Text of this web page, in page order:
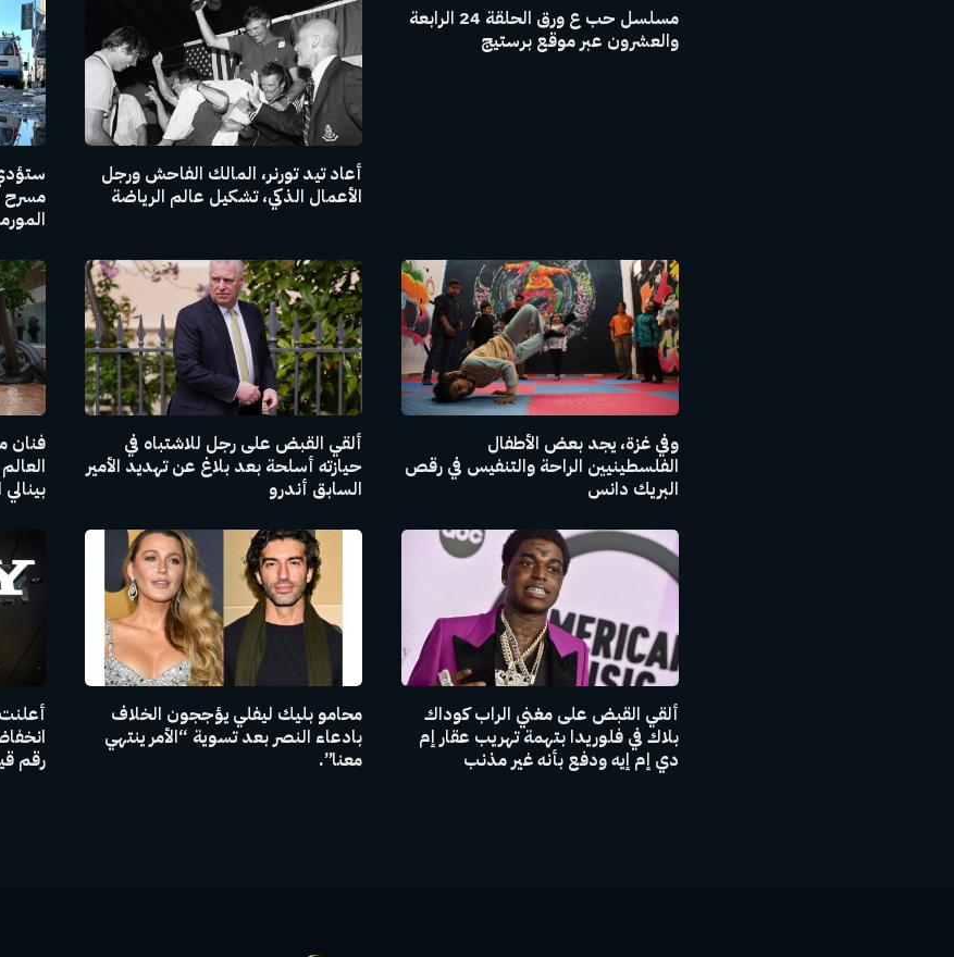
مسلسل حب ع ورق الحلقة 24 الرابعة
والعشرون عبر موقع برستيج
أعاد تيد تورنر، المالك الفاحش ورجل
الأعمال الذكي، تشكيل عالم الرياضة
ستؤدي
مسرح
وفي غزة، يجد بعض الأطفال
الفلسطينيين الراحة والتنفيس في رقص
البريك دانس
ألقي القبض على رجل للاشتباه في
حيازته أسلحة بعد بلاغ عن تهديد الأمير
السابق أندرو
فنان
ألقي القبض على مغني الراب كوداك
بلاك في فلوريدا بتهمة تهريب عقار إم
دي إم إيه ودفع بأنه غير مذنب
محامو بليك ليفلي يؤججون الخلاف
بادعاء النصر بعد تسوية “الأمر ينتهي
معنا”.
رقم